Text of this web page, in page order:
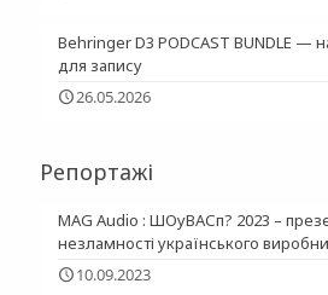
Behringer D3 PODCAST BUNDLE —
для запису
26.05.2026
Репортажі
MAG Audio : ШОуВАСп? 2023 –
незламності українського
10.09.2023